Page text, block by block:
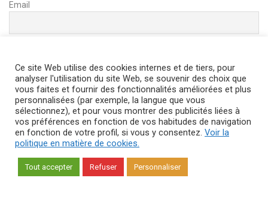
Email
Si vous ne souhaitez plus recevoir notre newsletter, cliquez sur
le lien en bas de page de la Newsletter pour vous désabonner.
Vous pouvez consulter l’historique de l’utilisation de vos
Ce site Web utilise des cookies internes et de tiers, pour
analyser l'utilisation du site Web, se souvenir des choix que
vous faites et fournir des fonctionnalités améliorées et plus
personnalisées (par exemple, la langue que vous
sélectionnez), et pour vous montrer des publicités liées à
vos préférences en fonction de vos habitudes de navigation
en fonction de votre profil, si vous y consentez. Voir la
politique en matière de cookies.
Tout accepter Refuser Personnaliser